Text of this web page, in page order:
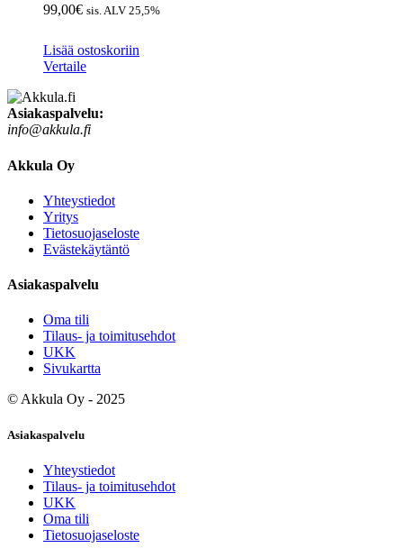
99,00€ sis. ALV 25,5%
Lisää ostoskoriin
Vertaile
Asiakaspalvelu:
info@akkula.fi
Akkula Oy
Yhteystiedot
Yritys
Tietosuojaseloste
Evästekäytäntö
Asiakaspalvelu
Oma tili
Tilaus- ja toimitusehdot
UKK
Sivukartta
© Akkula Oy - 2025
Asiakaspalvelu
Yhteystiedot
Tilaus- ja toimitusehdot
UKK
Oma tili
Tietosuojaseloste